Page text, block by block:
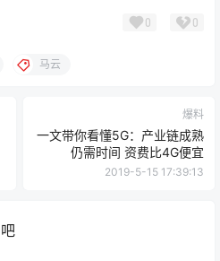
0 0
马云
爆料
一文带你看懂5G：产业链成熟
仍需时间 资费比4G便宜
2019-5-15 17:39:13
吧